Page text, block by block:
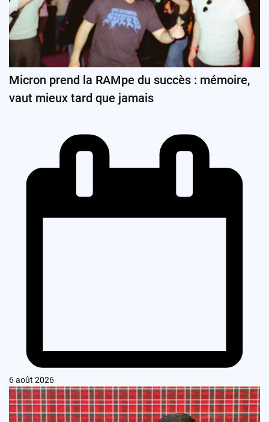
Micron prend la RAMpe du succès : mémoire,
vaut mieux tard que jamais
6 août 2026